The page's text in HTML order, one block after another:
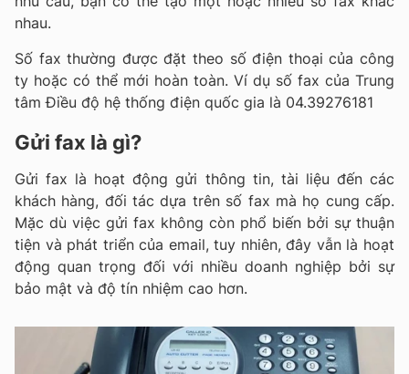
nhau.
Số fax thường được đặt theo số điện thoại của công
ty hoặc có thể mới hoàn toàn. Ví dụ số fax của Trung
tâm Điều độ hệ thống điện quốc gia là 04.39276181
Gửi fax là gì?
Gửi fax là hoạt động gửi thông tin, tài liệu đến các
khách hàng, đối tác dựa trên số fax mà họ cung cấp.
Mặc dù việc gửi fax không còn phổ biến bởi sự thuận
tiện và phát triển của email, tuy nhiên, đây vẫn là hoạt
động quan trọng đối với nhiều doanh nghiệp bởi sự
bảo mật và độ tín nhiệm cao hơn.